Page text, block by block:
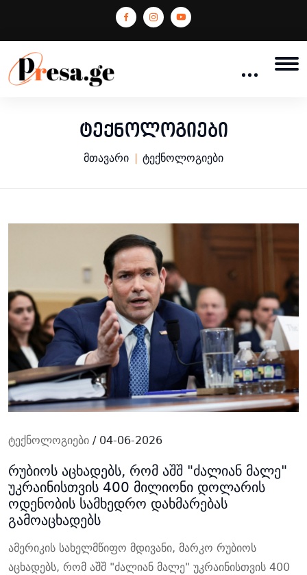
ტექნოლოგიები
მთავარი ტექნოლოგიები
ტექნოლოგიები / 04-06-2026
რუბიოს აცხადებს, რომ აშშ "ძალიან მალე"
უკრაინისთვის 400 მილიონი დოლარის
ოდენობის სამხედრო დახმარებას
გამოაცხადებს
ამერიკის სახელმწიფო მდივანი, მარკო რუბიოს
აცხადებს, რომ აშშ "ძალიან მალე" უკრაინისთვის 400